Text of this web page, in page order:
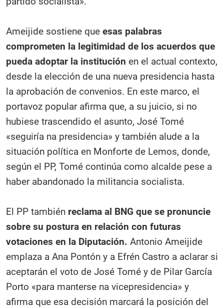
Ameijide sostiene que esas palabras
comprometen la legitimidad de los acuerdos que
pueda adoptar la institución en el actual contexto,
desde la elección de una nueva presidencia hasta
la aprobación de convenios. En este marco, el
portavoz popular afirma que, a su juicio, si no
hubiese trascendido el asunto, José Tomé
«seguiría na presidencia» y también alude a la
situación política en Monforte de Lemos, donde,
según el PP, Tomé continúa como alcalde pese a
haber abandonado la militancia socialista.
El PP también reclama al BNG que se pronuncie
sobre su postura en relación con futuras
votaciones en la Diputación. Antonio Ameijide
emplaza a Ana Pontón y a Efrén Castro a aclarar si
aceptarán el voto de José Tomé y de Pilar García
Porto «para manterse na vicepresidencia» y
afirma que esa decisión marcará la posición del